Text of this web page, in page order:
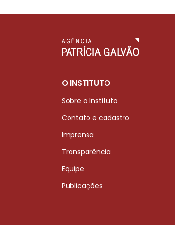
O INSTITUTO
Sobre o Instituto
Contato e cadastro
Imprensa
Transparência
Equipe
Publicações